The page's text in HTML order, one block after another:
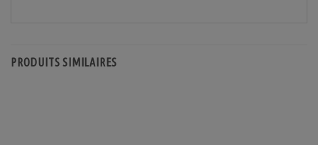
PRODUITS SIMILAIRES